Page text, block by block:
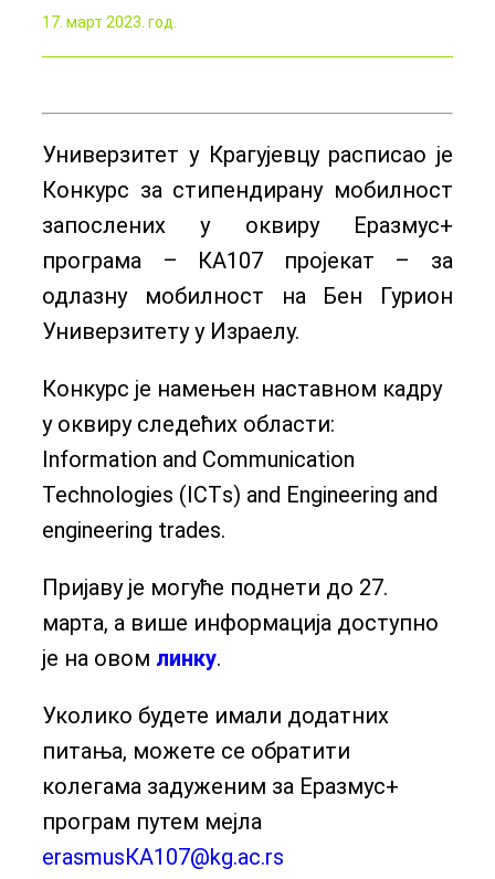
17. март 2023. год.
Универзитет у Крагујевцу расписао је
Конкурс за стипендирану мобилност
запослених у оквиру Еразмус+
програма – КА107 пројекат – за
одлазну мобилност на Бен Гурион
Универзитету у Израелу.
Конкурс је намењен наставном кадру
у оквиру следећих области:
Information and Communication
Technologies (ICТs) and Engineering and
engineering trades.
Пријаву је могуће поднети до 27.
марта, а више информација доступно
је на овом линку.
Уколико будете имали додатних
питања, можете се обратити
колегама задуженим за Еразмус+
програм путем мејла
erasmusКА107@kg.ac.rs